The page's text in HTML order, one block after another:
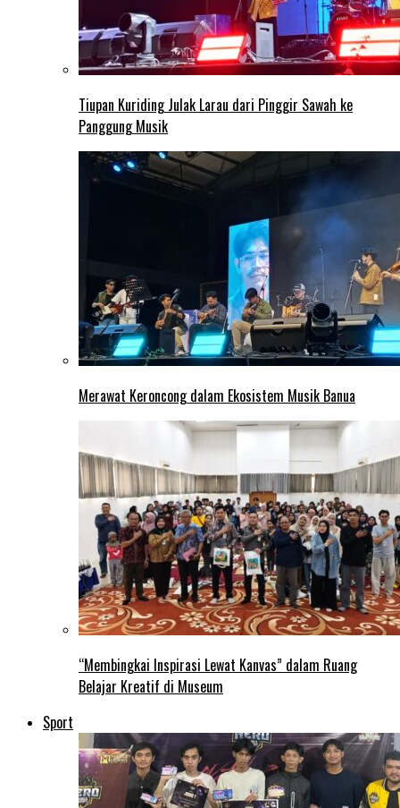
Tiupan Kuriding Julak Larau dari Pinggir Sawah ke
Panggung Musik
Merawat Keroncong dalam Ekosistem Musik Banua
“Membingkai Inspirasi Lewat Kanvas” dalam Ruang
Belajar Kreatif di Museum
Sport